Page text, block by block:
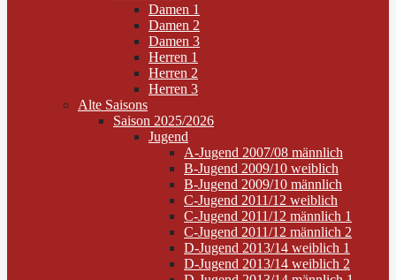
Damen 1
Damen 2
Damen 3
Herren 1
Herren 2
Herren 3
Alte Saisons
Saison 2025/2026
Jugend
A-Jugend 2007/08 männlich
B-Jugend 2009/10 weiblich
B-Jugend 2009/10 männlich
C-Jugend 2011/12 weiblich
C-Jugend 2011/12 männlich 1
C-Jugend 2011/12 männlich 2
D-Jugend 2013/14 weiblich 1
D-Jugend 2013/14 weiblich 2